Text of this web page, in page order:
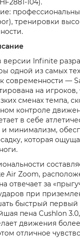
104).
тренировки
версии Infinite
одной из самых
современности —
на игроков,
сменах темпа,
контроле
в себе
и минимализм,
которая
Air Zoom,
отвечает за
при
быстрый первый
пена Cushlon
движения
отличное